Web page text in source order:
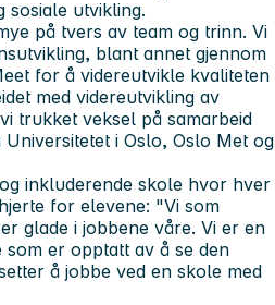
sosiale utvikling.
på tvers av team og trinn. Vi
blant annet gjennom
for å videreutvikle kvaliteten
med videreutvikling av
trukket veksel på samarbeid
i Oslo, Oslo Met og
inkluderende skole hvor hver
for elevene: "Vi som
glade i jobbene våre. Vi er en
er opptatt av å se den
å jobbe ved en skole med